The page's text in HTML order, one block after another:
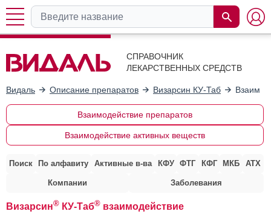
СПРАВОЧНИК
ЛЕКАРСТВЕННЫХ СРЕДСТВ
Видаль Описание препаратов Визарсин КУ-Таб
Взаимодействие препаратов
Взаимодействие активных веществ
Поиск По алфавиту Активные в-ва КФУ ФТГ КФГ МКБ АТХ
Компании Заболевания
Визарсин® КУ-Таб® взаимодействие